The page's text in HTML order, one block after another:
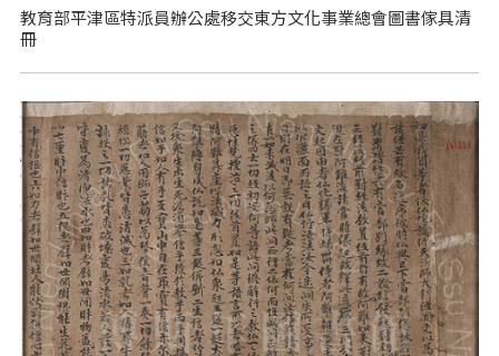
教育部平津區特派員辦公處移交東方文化事業總會圖書傢具清
冊